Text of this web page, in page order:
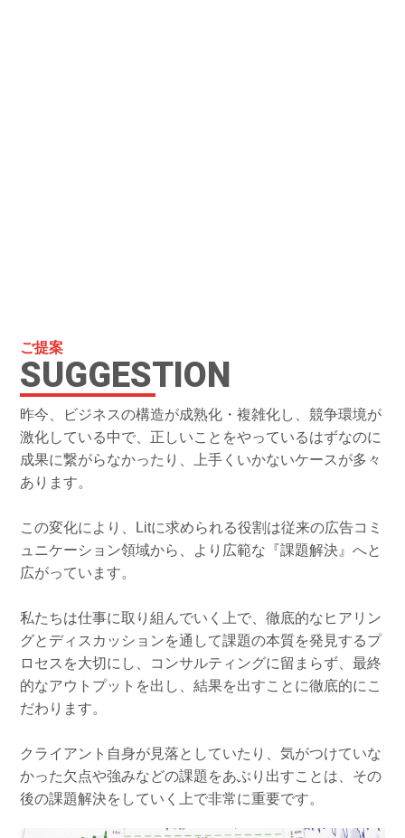
ご提案
SUGGESTION
昨今、ビジネスの構造が成熟化・複雑化し、競争環境が
激化している中で、正しいことをやっているはずなのに
成果に繋がらなかったり、上手くいかないケースが多々
あります。
この変化により、Litに求められる役割は従来の広告コミ
ュニケーション領域から、より広範な『課題解決』へと
広がっています。
私たちは仕事に取り組んでいく上で、徹底的なヒアリン
グとディスカッションを通して課題の本質を発見するプ
ロセスを大切にし、コンサルティングに留まらず、最終
的なアウトプットを出し、結果を出すことに徹底的にこ
だわります。
クライアント自身が見落としていたり、気がつけていな
かった欠点や強みなどの課題をあぶり出すことは、その
後の課題解決をしていく上で非常に重要です。